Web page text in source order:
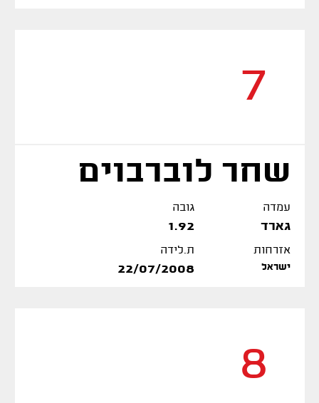
7
שחר לוברבוים
עמדה
גארד
גובה
1.92
אזרחות
ישראל
ת.לידה
22/07/2008
8